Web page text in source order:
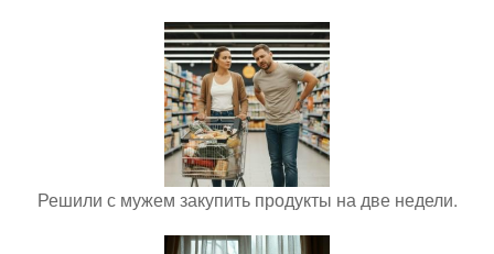
Решили с мужем закупить продукты на две недели.